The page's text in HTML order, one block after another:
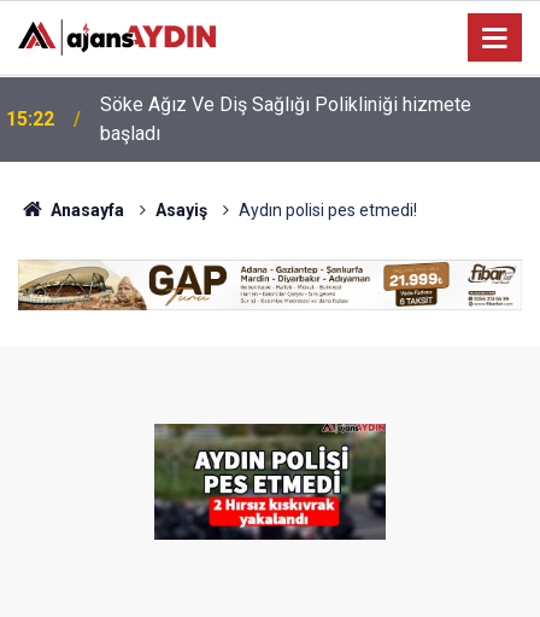
14:29 Didim yolunda feci kaza: 8 yaralı
Anasayfa Asayiş Aydın polisi pes etmedi!